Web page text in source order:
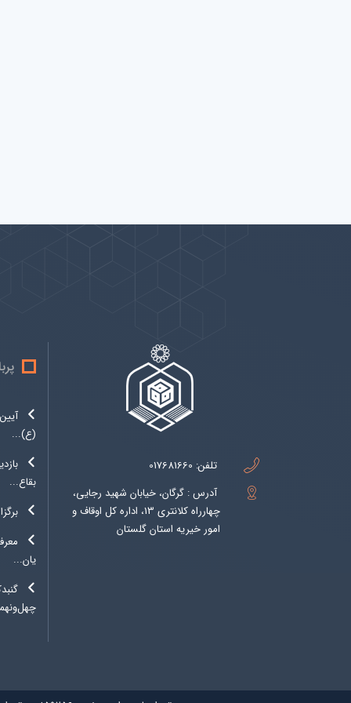
تلفن: 017681660
آدرس : گرگان، خیابان شهید رجایی،
چهارراه کلانتری 13، اداره کل اوقاف و
امور خیریه استان گلستان
(ع)...
بقاع...
یان...